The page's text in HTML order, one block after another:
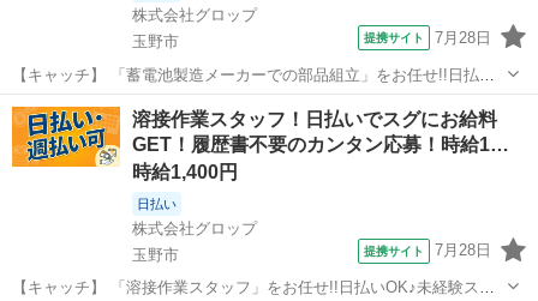
株式会社グロップ
玉野市
提携サイト 7月28日
【キャッチ】 「蓄電池製造メーカーでの部品組立」をお任せ!!日払い
制度利用OK未経験スタッフ活躍中未経験から活躍中のスタッフ多数
◎〈月収25万円★〉ピカピカな工場！大手蓄電池製造メーカーでの部
品組立！フォークリフトを活かせる...
岡山 玉野市 工場
溶接作業スタッフ！日払いでスグにお給料
GET！履歴書不要のカンタン応募！時給1…
時給1,400円
日払い
株式会社グロップ
玉野市
提携サイト 7月28日
【キャッチ】 「溶接作業スタッフ」をお任せ!!日払いOK♪未経験スタ